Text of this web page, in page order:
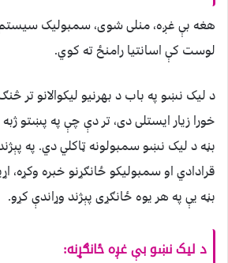
هغه بې غږه، منلی شوی، سمبولیک
لوست کې اسانتیا رامنځ ته کوي.
د لیک نښو په باب د بهرنیو لیکوالانو تر
خورا زیار ایستلی دی، تر دې چې په پښتو
بڼه د لیک نښو سمبولونه ټاکلي دي. په
قرادادي او سمبولیکو ځانګړنو خبره وکړه،
بڼه یې په هر یوه ځانګړی پېژند وړاندې کړو.
د لیک نښو بې غږه ځانګړنه: